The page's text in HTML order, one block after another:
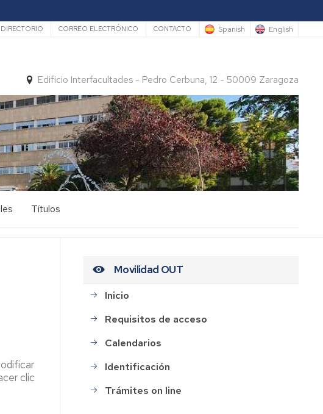
Secundario
DIRECTORIO CORREO ELECTRÓNICO CONTACTO Spanish English
Edificio Interfacultades - Pedro Cerbuna, 12 - 50009 Zaragoza
Títulos
clic
Movilidad OUT
Inicio
Requisitos de acceso
Calendarios
Identificación
Trámites on line